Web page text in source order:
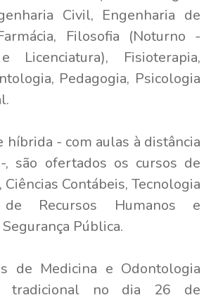
Civil, Engenharia de
Filosofia (Noturno -
Licenciatura), Fisioterapia,
Pedagogia, Psicologia
híbrida - com aulas à distância
, são ofertados os cursos de
Contábeis, Tecnologia
Recursos Humanos e
Pública.
de Medicina e Odontologia
tradicional no dia 26 de